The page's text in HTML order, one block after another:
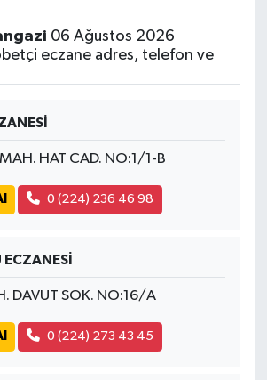
06 Ağustos 2026
eczane adres, telefon ve
HAT CAD. NO:1/1-B
0 (224) 236 46 98
ECZANESİ
DAVUT SOK. NO:16/A
0 (224) 273 43 45